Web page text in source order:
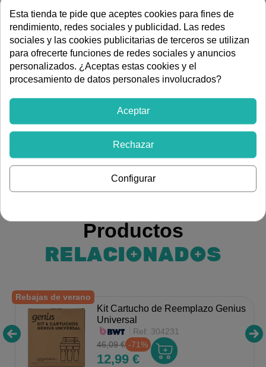
DESCRIPCIÓN
Grifo dispensador LX Samaller de 1/4". Accesorio de
calidad para la distribución del agua osmotizada en el
punto de consumo. Permite dispensar agua con bajo
contenido en sales, libre de virus y contaminantes
químicos.
Ver más artículos de
Fontanería Tratamiento de agua Osmosis
Productos
RELACIONADOS
Rebajas de verano
Kit Cartucho de Reemplazo Genius
Universal
Ref: 304231
46,09 € -71%
12,99 €
Esta tienda te pide que aceptes cookies para fines de
rendimiento, redes sociales y publicidad. Las redes
sociales y las cookies publicitarias de terceros se utilizan
para ofrecerte funciones de redes sociales y anuncios
personalizados. ¿Aceptas estas cookies y el
procesamiento de datos personales involucrados?
Aceptar
Rechazar
Configurar